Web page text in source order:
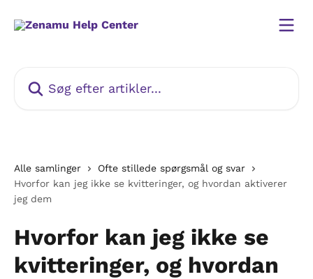
Alle samlinger
Ofte stillede spørgsmål og svar
Hvorfor kan jeg ikke se kvitteringer, og hvordan aktiverer
jeg dem
Hvorfor kan jeg ikke se
kvitteringer, og hvordan